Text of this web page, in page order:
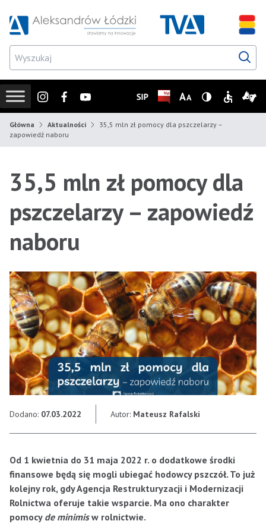
Główna Aktualności
35,5 mln zł pomocy dla pszczelarzy –
zapowiedź naboru
35,5 mln zł pomocy dla
pszczelarzy – zapowiedź
naboru
Dodano: 07.03.2022 Autor: Mateusz Rafalski
Od 1 kwietnia do 31 maja 2022 r. o dodatkowe środki
finansowe będą się mogli ubiegać hodowcy pszczół. To już
kolejny rok, gdy Agencja Restrukturyzacji i Modernizacji
Rolnictwa oferuje takie wsparcie. Ma ono charakter
pomocy de minimisw rolnictwie.